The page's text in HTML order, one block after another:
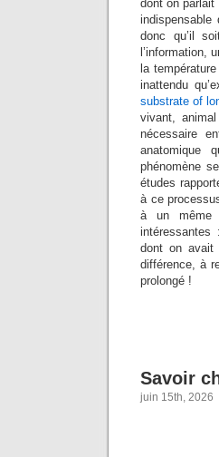
dont on parlait
indispensable
donc qu’il
l’information,
la
inattendu
substrate of
vivant,
nécessaire
anatomique
phénomène
études
à ce
à un même
intéressantes
dont on avait
différence, à
prolongé !
Savoir
juin 15th, 2026